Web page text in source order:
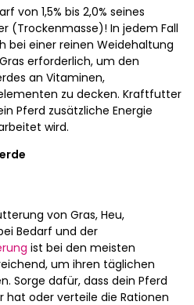
von 1,5% bis 2,0% seines
(Trockenmasse)! In jedem Fall
bei einer reinen Weidehaltung
erforderlich, um den
an Vitaminen,
zu decken. Kraftfutter
Pferd zusätzliche Energie
wird.
von Gras, Heu,
Bedarf und der
ist bei den meisten
um ihren täglichen
Sorge dafür, dass dein Pferd
oder verteile die Rationen